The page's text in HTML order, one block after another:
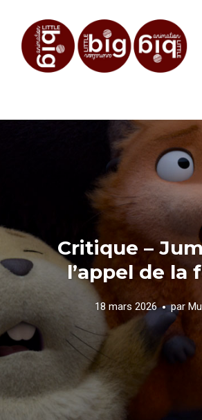
Critique –
l’appel de la
18 mars 2026 par